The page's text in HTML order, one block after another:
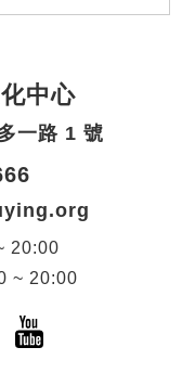
中心
一路 1 號
20:00
~ 20:00
窗)
新視窗)另開新視
YouTube(另開